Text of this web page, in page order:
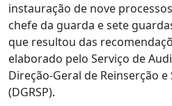
instauração de nove
chefe da guarda e sete
que resultou das
elaborado pelo Serviço de
Direção-Geral de Reinserção
(DGRSP).